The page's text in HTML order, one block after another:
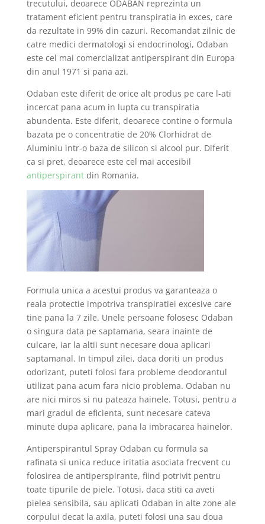
trecutului, deoarece ODABAN reprezinta un
tratament eficient pentru transpiratia in exces, care
da rezultate in 99% din cazuri. Recomandat zilnic de
catre medici dermatologi si endocrinologi, Odaban
este cel mai comercializat antiperspirant din Europa
din anul 1971 si pana azi.
Odaban este diferit de orice alt produs pe care l-ati
incercat pana acum in lupta cu transpiratia
abundenta. Este diferit, deoarece contine o formula
bazata pe o concentratie de 20% Clorhidrat de
Aluminiu intr-o baza de silicon si alcool pur. Diferit
ca si pret, deoarece este cel mai accesibil
antiperspirantdin Romania.
Formula unica a acestui produs va garanteaza o
reala protectie impotriva transpiratiei excesive care
tine pana la 7 zile. Unele persoane folosesc Odaban
o singura data pe saptamana, seara inainte de
culcare, iar la altii sunt necesare doua aplicari
saptamanal. In timpul zilei, daca doriti un produs
odorizant, puteti folosi fara probleme deodorantul
utilizat pana acum fara nicio problema. Odaban nu
are nici miros si nu pateaza hainele. Totusi, pentru a
mari gradul de eficienta, sunt necesare cateva
minute dupa aplicare, pana la imbracarea hainelor.
Antiperspirantul Spray Odaban cu formula sa
rafinata si unica reduce iritatia asociata frecvent cu
folosirea de antiperspirante, fiind potrivit pentru
toate tipurile de piele. Totusi, daca stiti ca aveti
pielea sensibila, sau aplicati Odaban in alte zone ale
corpului decat la axila, puteti folosi una sau doua